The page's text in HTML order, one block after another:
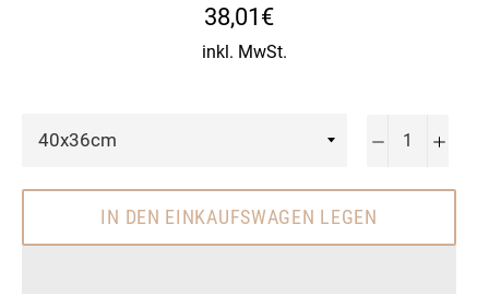
Normaler
Preis
38,01€
inkl. MwSt.
− +
IN DEN EINKAUFSWAGEN LEGEN